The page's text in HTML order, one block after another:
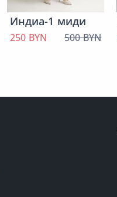
Индиа-1 миди
250 BYN 500 BYN